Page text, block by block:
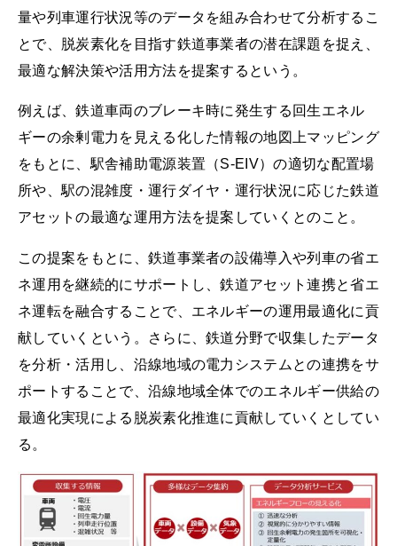
量や列車運行状況等のデータを組み合わせて分析するこ
とで、脱炭素化を目指す鉄道事業者の潜在課題を捉え、
最適な解決策や活用方法を提案するという。
例えば、鉄道車両のブレーキ時に発生する回生エネル
ギーの余剰電力を見える化した情報の地図上マッピング
をもとに、駅舎補助電源装置（S-EIV）の適切な配置場
所や、駅の混雑度・運行ダイヤ・運行状況に応じた鉄道
アセットの最適な運用方法を提案していくとのこと。
この提案をもとに、鉄道事業者の設備導入や列車の省エ
ネ運用を継続的にサポートし、鉄道アセット連携と省エ
ネ運転を融合することで、エネルギーの運用最適化に貢
献していくという。さらに、鉄道分野で収集したデータ
を分析・活用し、沿線地域の電力システムとの連携をサ
ポートすることで、沿線地域全体でのエネルギー供給の
最適化実現による脱炭素化推進に貢献していくとしてい
る。